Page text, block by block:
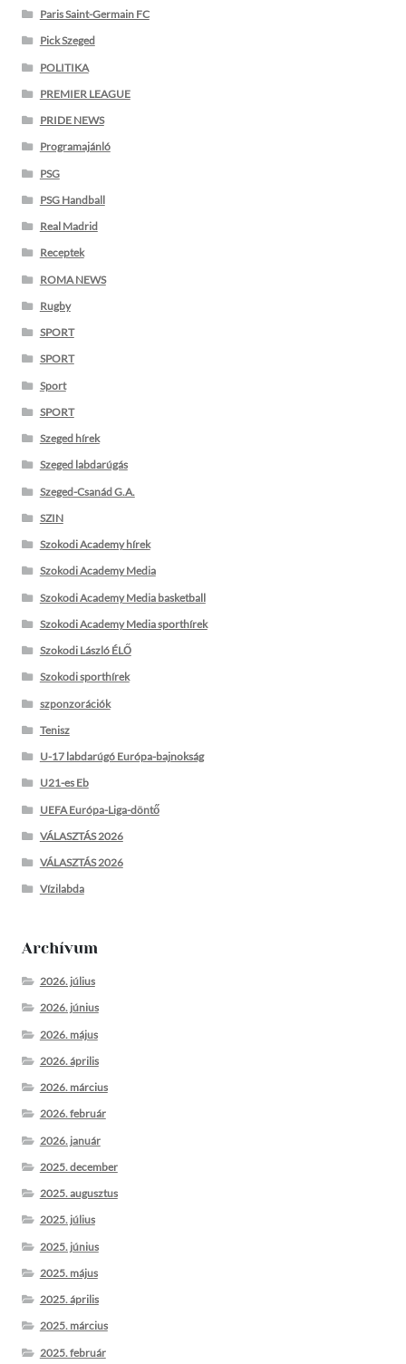
Paris Saint-Germain FC
Pick Szeged
POLITIKA
PREMIER LEAGUE
PRIDE NEWS
Programajánló
PSG
PSG Handball
Real Madrid
Receptek
ROMA NEWS
Rugby
SPORT
SPORT
Sport
SPORT
Szeged hírek
Szeged labdarúgás
Szeged-Csanád G.A.
SZIN
Szokodi Academy hírek
Szokodi Academy Media
Szokodi Academy Media basketball
Szokodi Academy Media sporthírek
Szokodi László ÉLŐ
Szokodi sporthírek
szponzorációk
Tenisz
U-17 labdarúgó Európa-bajnokság
U21-es Eb
UEFA Európa-Liga-döntő
VÁLASZTÁS 2026
VÁLASZTÁS 2026
Vízilabda
Archívum
2026. július
2026. június
2026. május
2026. április
2026. március
2026. február
2026. január
2025. december
2025. augusztus
2025. július
2025. június
2025. május
2025. április
2025. március
2025. február